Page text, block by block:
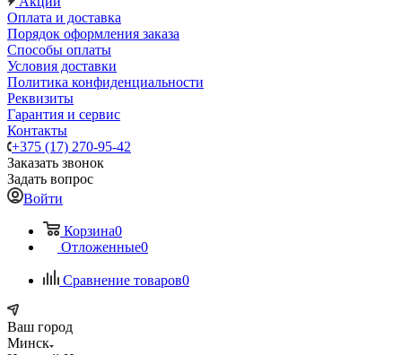
Оплата и доставка
Порядок оформления заказа
Способы оплаты
Условия доставки
Политика конфиденциальности
Реквизиты
Гарантия и сервис
Контакты
+375 (17) 270-95-42
Заказать звонок
Задать вопрос
Войти
Корзина0
Отложенные0
Сравнение товаров0
Ваш город
Минск